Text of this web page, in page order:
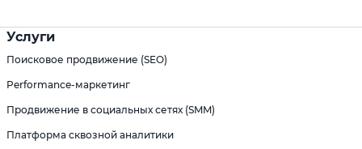
Услуги
Поисковое продвижение (SEO)
Performance-маркетинг
Продвижение в социальных сетях (SMM)
Платформа сквозной аналитики